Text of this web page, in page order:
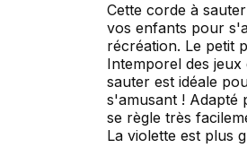
Cette corde à
vos enfants pour
récréation. Le petit
Intemporel des
sauter est idéale
s'amusant ! Adapté
se règle très
La violette est plus